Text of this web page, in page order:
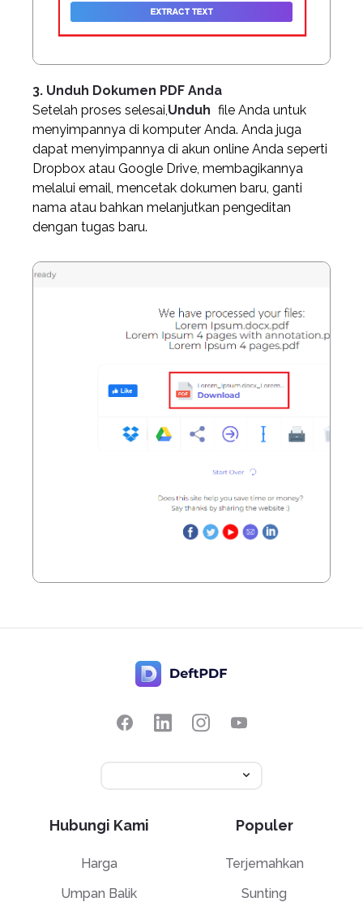
3. Unduh Dokumen PDF Anda
Setelah proses selesai,Unduh file Anda untuk
menyimpannya di komputer Anda. Anda juga
dapat menyimpannya di akun online Anda seperti
Dropbox atau Google Drive, membagikannya
melalui email, mencetak dokumen baru, ganti
nama atau bahkan melanjutkan pengeditan
dengan tugas baru.
Hubungi Kami
Harga
Umpan Balik
Populer
Terjemahkan
Sunting